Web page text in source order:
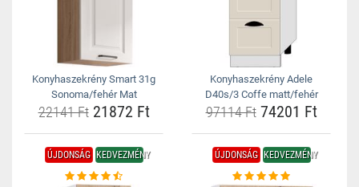
Konyhaszekrény Smart 31g
Sonoma/fehér Mat
22141 Ft21872 Ft
Konyhaszekrény Adele
D40s/3 Coffe matt/fehér
97114 Ft74201 Ft
ÚJDONSÁG KEDVEZMÉNY ÚJDONSÁG KEDVEZMÉNY